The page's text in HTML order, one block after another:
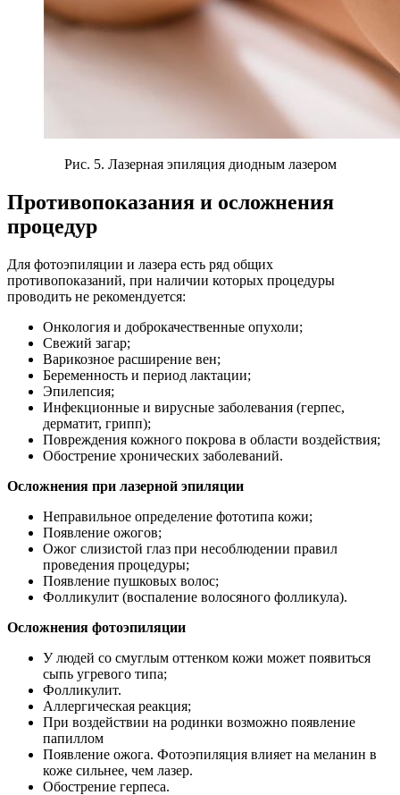
Рис. 5. Лазерная эпиляция диодным лазером
Противопоказания и осложнения
процедур
Для фотоэпиляции и лазера есть ряд общих
противопоказаний, при наличии которых процедуры
проводить не рекомендуется:
Онкология и доброкачественные опухоли;
Свежий загар;
Варикозное расширение вен;
Беременность и период лактации;
Эпилепсия;
Инфекционные и вирусные заболевания (герпес,
дерматит, грипп);
Повреждения кожного покрова в области воздействия;
Обострение хронических заболеваний.
Осложнения при лазерной эпиляции
Неправильное определение фототипа кожи;
Появление ожогов;
Ожог слизистой глаз при несоблюдении правил
проведения процедуры;
Появление пушковых волос;
Фолликулит (воспаление волосяного фолликула).
Осложнения фотоэпиляции
У людей со смуглым оттенком кожи может появиться
сыпь угревого типа;
Фолликулит.
Аллергическая реакция;
При воздействии на родинки возможно появление
папиллом
Появление ожога. Фотоэпиляция влияет на меланин в
коже сильнее, чем лазер.
Обострение герпеса.